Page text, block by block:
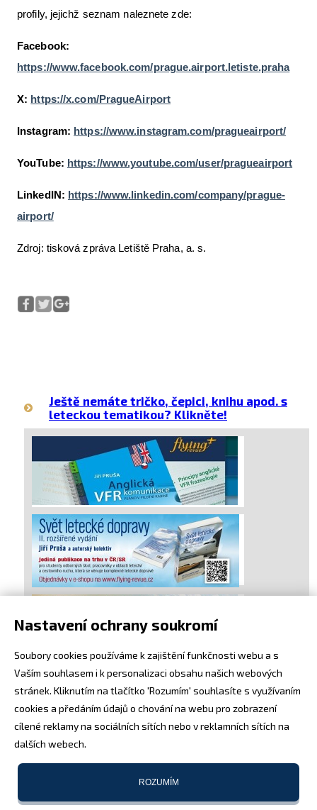
profily, jejichž seznam naleznete zde:
Facebook:
https://www.facebook.com/prague.airport.letiste.praha
X: https://x.com/PragueAirport
Instagram: https://www.instagram.com/pragueairport/
YouTube: https://www.youtube.com/user/pragueairport
LinkedIN: https://www.linkedin.com/company/prague-
airport/
Zdroj: tisková zpráva Letiště Praha, a. s.
Ještě nemáte tričko, čepici, knihu apod. s
leteckou tematikou? Klikněte!
Nastavení ochrany soukromí
Soubory cookies používáme k zajištění funkčnosti webu a s
Vaším souhlasem i k personalizaci obsahu našich webových
stránek. Kliknutím na tlačítko 'Rozumím' souhlasíte s využívaním
cookies a předáním údajů o chování na webu pro zobrazení
cílené reklamy na sociálních sítích nebo v reklamních sítích na
dalších webech.
ROZUMÍM